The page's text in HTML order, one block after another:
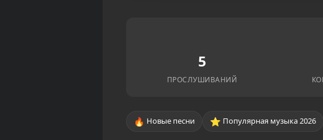
5
ПРОСЛУШИВАНИЙ
🔥 Новые песни ⭐ Популярная музыка 2026